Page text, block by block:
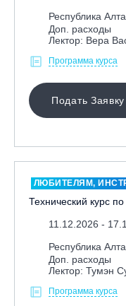
Республика
Республика
«Абзаково»
Самара, ГЛК
Санкт-Петербург,
Сочи, ГК
Сочи, ГТЦ
Уфа,СШОР ПО
Челябинская
Чусовой, ГК
Южно-Сахалинск,
Республика
Доп. расходы
Лектор: Вера
Программа курса
Подать Заявку
ЛЮБИТЕЛЯМ,
Технический курс
11.12.2026 -
Республика
Доп. расходы
Лектор: Тумэн
Программа курса